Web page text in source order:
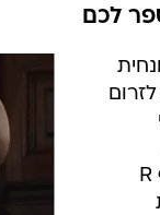
במתחם עמוס הסדנאות היא פולקסווגן גולף R